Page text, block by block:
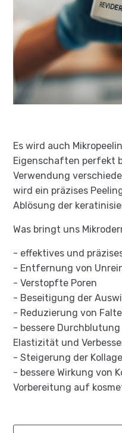
Es wird auch
Eigenschaften perfekt
Verwendung
wird ein präzises
Ablösung der
Was bringt uns
- effektives und
- Entfernung von
- Verstopfte Poren
- Beseitigung der
- Reduzierung von
- bessere
Elastizität und
- Steigerung der
- bessere Wirkung von
Vorbereitung auf